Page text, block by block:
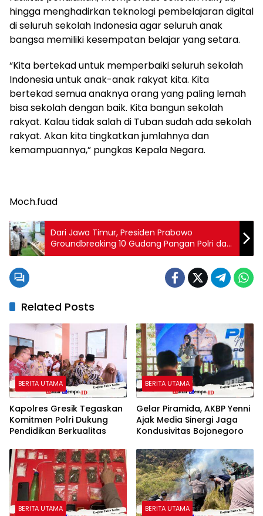
hingga menghadirkan teknologi pembelajaran digital
di seluruh sekolah Indonesia agar seluruh anak
bangsa memiliki kesempatan belajar yang setara.
“Kita bertekad untuk memperbaiki seluruh sekolah
Indonesia untuk anak-anak rakyat kita. Kita
bertekad semua anaknya orang yang paling lemah
bisa sekolah dengan baik. Kita bangun sekolah
rakyat. Kalau tidak salah di Tuban sudah ada sekolah
rakyat. Akan kita tingkatkan jumlahnya dan
kemampuannya,” pungkas Kepala Negara.
Moch.fuad
Dari Jawa Timur, Presiden Prabowo
Groundbreaking 10 Gudang Pangan Polri dan
Luncurkan 166 SPPG
Related Posts
BERITA UTAMA
Kapolres Gresik Tegaskan
Komitmen Polri Dukung
Pendidikan Berkualitas
BERITA UTAMA
Gelar Piramida, AKBP Yenni
Ajak Media Sinergi Jaga
Kondusivitas Bojonegoro
BERITA UTAMA BERITA UTAMA